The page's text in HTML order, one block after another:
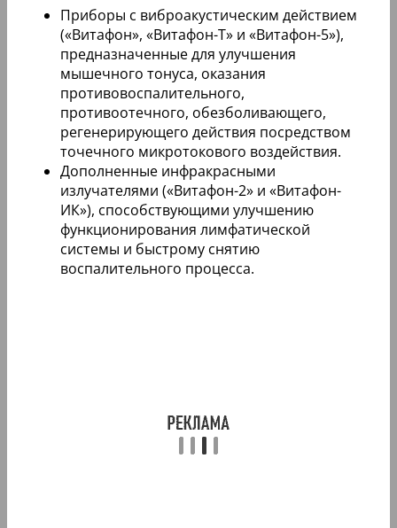
Приборы с виброакустическим действием
(«Витафон», «Витафон-Т» и «Витафон-5»),
предназначенные для улучшения
мышечного тонуса, оказания
противовоспалительного,
противоотечного, обезболивающего,
регенерирующего действия посредством
точечного микротокового воздействия.
Дополненные инфракрасными
излучателями («Витафон-2» и «Витафон-
ИК»), способствующими улучшению
функционирования лимфатической
системы и быстрому снятию
воспалительного процесса.